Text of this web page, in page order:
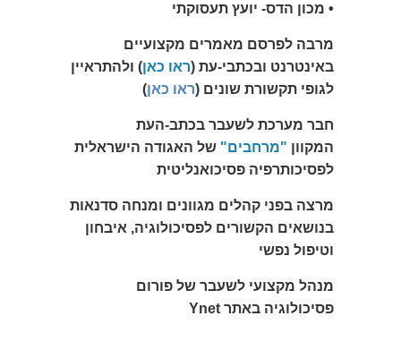
• מכון הדס- יועץ תעסוקתי
מרבה לפרסם מאמרים מקצועיים
באינטרנט ובכתבי-עת (ראו כאן) ולהתראיין
לגופי תקשורת שונים (ראו כאן)
חבר מערכת לשעבר בכתב-העת
המקוון "מרחבים" של האגודה הישראלית
לפסיכותרפיה פסיכואנליטית
מרצה בפני קהלים מגוונים ומנחה סדנאות
בנושאים הקשורים לפסיכולוגיה, איבחון
וטיפול נפשי
מנהל מקצועי לשעבר של פורום
פסיכולוגיה באתר Ynet